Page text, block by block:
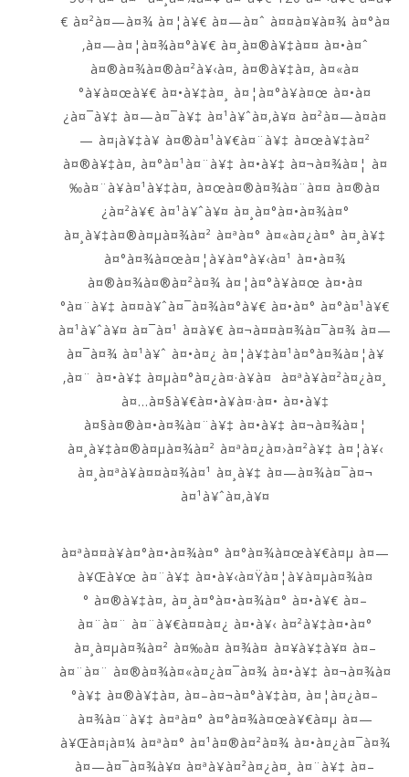
€ à¤²à¤—à¤¾ à¤¦à¥€ à¤—à¤ˆ à¤¤à¤¥à¤¾ à¤°à¤
‚à¤—à¤¦à¤¾à¤°à¥€ à¤¸à¤®à¥‡à¤¤ à¤•à¤ˆ
à¤®à¤¾à¤®à¤²à¥‹à¤‚ à¤®à¥‡à¤‚ à¤«à¤
°à¥à¤œà¥€ à¤•à¥‡à¤¸ à¤¦à¤°à¥à¤œ à¤•à¤
¿à¤¯à¥‡ à¤—à¤¯à¥‡ à¤¹à¥ˆà¤‚à¥¤ à¤²à¤—à¤­à¤
— à¤¡à¥‡à¥ à¤®à¤¹à¥€à¤¨à¥‡ à¤œà¥‡à¤²
à¤®à¥‡à¤‚ à¤°à¤¹à¤¨à¥‡ à¤•à¥‡ à¤¬à¤¾à¤¦ à¤
‰à¤¨à¥à¤¹à¥‡à¤‚ à¤œà¤®à¤¾à¤¨à¤¤ à¤®à¤
¿à¤²à¥€ à¤¹à¥ˆà¥¤ à¤¸à¤°à¤•à¤¾à¤°
à¤¸à¥‡à¤®à¤µà¤¾à¤² à¤ªà¤° à¤«à¤¿à¤° à¤¸à¥‡
à¤°à¤¾à¤œà¤¦à¥à¤°à¥‹à¤¹ à¤•à¤¾
à¤®à¤¾à¤®à¤²à¤¾ à¤¦à¤°à¥à¤œ à¤•à¤
°à¤¨à¥‡ à¤¤à¥ˆà¤¯à¤¾à¤°à¥€ à¤•à¤° à¤°à¤¹à¥€
à¤¹à¥ˆà¥¤ à¤¯à¤¹ à¤­à¥€ à¤¬à¤¤à¤¾à¤¯à¤¾ à¤—
à¤¯à¤¾ à¤¹à¥ˆ à¤•à¤¿ à¤¦à¥‡à¤¹à¤°à¤¾à¤¦à¥
‚à¤¨ à¤•à¥‡ à¤µà¤°à¤¿à¤·à¥à¤ à¤ªà¥à¤²à¤¿à¤¸
à¤…à¤§à¥€à¤•à¥à¤·à¤• à¤•à¥‡
à¤§à¤®à¤•à¤¾à¤¨à¥‡ à¤•à¥‡ à¤¬à¤¾à¤¦
à¤¸à¥‡à¤®à¤µà¤¾à¤² à¤ªà¤¿à¤›à¤²à¥‡ à¤¦à¥‹
à¤¸à¤ªà¥à¤¤à¤¾à¤¹ à¤¸à¥‡ à¤—à¤¾à¤¯à¤¬
à¤¹à¥ˆà¤‚à¥¤
à¤ªà¤¤à¥à¤°à¤•à¤¾à¤° à¤°à¤¾à¤œà¥€à¤µ à¤—
à¥Œà¥œ à¤¨à¥‡ à¤•à¥‹à¤Ÿà¤¦à¥à¤µà¤¾à¤
° à¤®à¥‡à¤‚ à¤¸à¤°à¤•à¤¾à¤° à¤•à¥€ à¤–
à¤¨à¤¨ à¤¨à¥€à¤¤à¤¿ à¤•à¥‹ à¤²à¥‡à¤•à¤°
à¤¸à¤µà¤¾à¤² à¤‰à¤ à¤¾à¤ à¤¥à¥‡à¥¤ à¤–
à¤¨à¤¨ à¤®à¤¾à¤«à¤¿à¤¯à¤¾ à¤•à¥‡ à¤¬à¤¾à¤
°à¥‡ à¤®à¥‡à¤‚ à¤–à¤¬à¤°à¥‡à¤‚ à¤¦à¤¿à¤–
à¤¾à¤¨à¥‡ à¤ªà¤° à¤°à¤¾à¤œà¥€à¤µ à¤—
à¥Œà¤¡à¤¼ à¤ªà¤° à¤¹à¤®à¤²à¤¾ à¤•à¤¿à¤¯à¤¾
à¤—à¤¯à¤¾à¥¤ à¤ªà¥à¤²à¤¿à¤¸ à¤¨à¥‡ à¤–